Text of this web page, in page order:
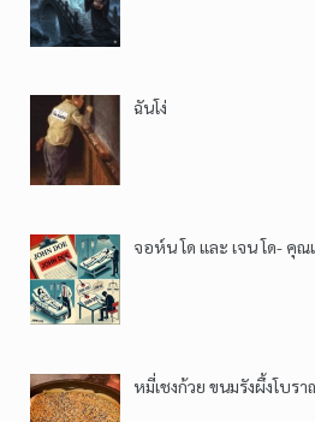
ฉันโง่
จอห์น โด และ เจน โด- คุ
หมี่เชงก้วย ขนมรังผึ้งโบรา